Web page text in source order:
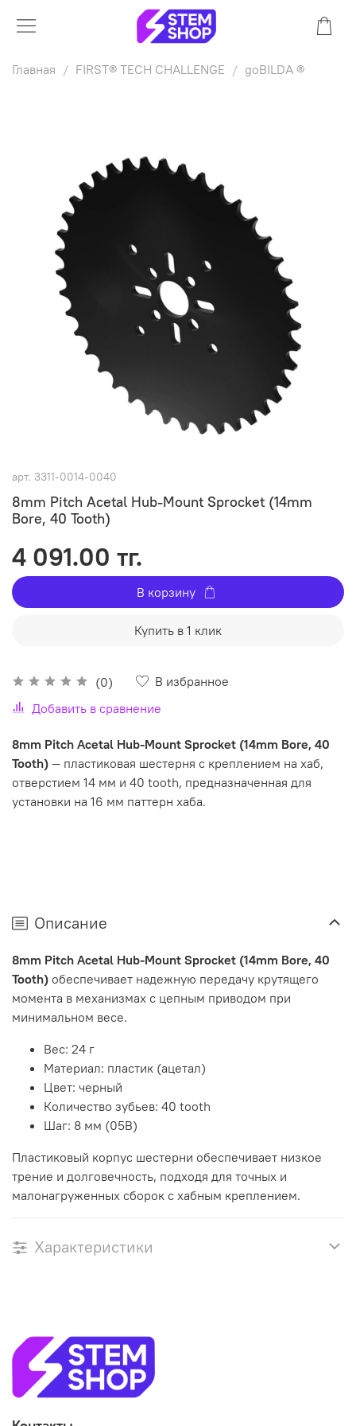
Главная FIRST® TECH CHALLENGE goBILDA ®
арт. 3311-0014-0040
8mm Pitch Acetal Hub-Mount Sprocket (14mm
Bore, 40 Tooth)
(0)
В избранное
Добавить в сравнение
4 091.00 тг.
В корзину
Купить в 1 клик
8mm Pitch Acetal Hub-Mount Sprocket (14mm Bore, 40
Tooth) — пластиковая шестерня с креплением на хаб,
отверстием 14 мм и 40 tooth, предназначенная для
установки на 16 мм паттерн хаба.
Описание
8mm Pitch Acetal Hub-Mount Sprocket (14mm Bore, 40
Tooth) обеспечивает надежную передачу крутящего
момента в механизмах с цепным приводом при
минимальном весе.
Вес: 24 г
Материал: пластик (ацетал)
Цвет: черный
Количество зубьев: 40 tooth
Шаг: 8 мм (05B)
Пластиковый корпус шестерни обеспечивает низкое
трение и долговечность, подходя для точных и
малонагруженных сборок с хабным креплением.
Характеристики